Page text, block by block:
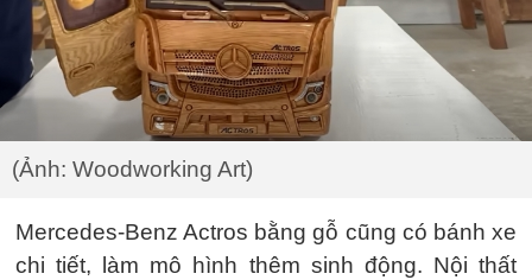
(Ảnh: Woodworking Art)
Mercedes-Benz Actros bằng gỗ cũng có bánh xe
chi tiết, làm mô hình thêm sinh động. Nội thất